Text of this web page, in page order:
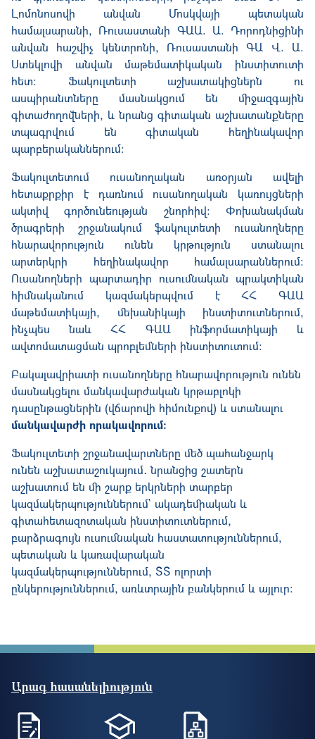
Լոմոնոսովի անվան Մոսկվայի պետական
համալսարանի, Ռուսաստանի ԳԱԱ. Ա. Դորոդնիցինի
անվան հաշվիչ կենտրոնի, Ռուսաստանի ԳԱ Վ. Ա.
Ստեկլովի անվան մաթեմատիկական ինստիտուտի
հետ: Ֆակուլտետի աշխատակիցներն ու
ասպիրանտները մասնակցում են միջազգային
գիտաժողովների, և նրանց գիտական աշխատանքները
տպագրվում են գիտական հեղինակավոր
պարբերականներում:
Ֆակուլտետում ուսանողական առօրյան ավելի
հետաքրքիր է դառնում ուսանողական կառույցների
ակտիվ գործունեության շնորհիվ։ Փոխանակման
ծրագրերի շրջանակում ֆակուլտետի ուսանողները
հնարավորություն ունեն կրթություն ստանալու
արտերկրի հեղինակավոր համալսարաններում։
Ուսանողների պարտադիր ուսումնական պրակտիկան
հիմնականում կազմակերպվում է ՀՀ ԳԱԱ
մաթեմատիկայի, մեխանիկայի ինստիտուտներում,
ինչպես նաև ՀՀ ԳԱԱ ինֆորմատիկայի և
ավտոմատացման պրոբլեմների ինստիտուտում։
Բակալավրիատի ուսանողները հնարավորություն ունեն
մասնակցելու մանկավարժական կրթաբլոկի
դասընթացներին (վճարովի հիմունքով) և ստանալու
մանկավարժի որակավորում։
Ֆակուլտետի շրջանավարտները մեծ պահանջարկ
ունեն աշխատաշուկայում․ նրանցից շատերն
աշխատում են մի շարք երկրների տարբեր
կազմակերպություններում` ակադեմիական և
գիտահետազոտական ինստիտուտներում,
բարձրագույն ուսումնական հաստատություններում,
պետական և կառավարական
կազմակերպություններում, ՏՏ ոլորտի
ընկերություններում, առևտրային բանկերում և այլուր:
Արագ հասանելիություն